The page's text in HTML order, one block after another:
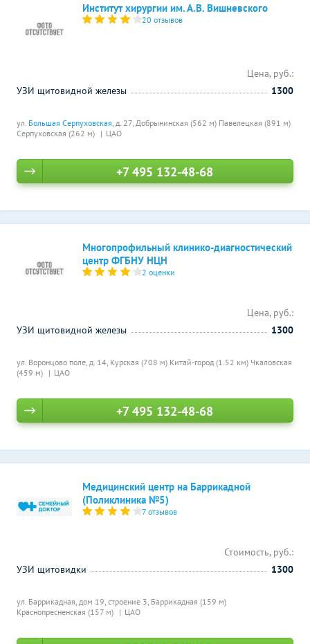
Институт хирургии им. А.В. Вишневского
20 отзывов
ул. Большая Серпуховская, д. 27, Добрынинская (562 м) Павелецкая (891 м)
Серпуховская (262 м)
ЦАО
Цена, руб.:
УЗИ щитовидной железы
1300
+7 495 132-48-68
Многопрофильный клинико-диагностический
центр ФГБНУ НЦН
2 оценки
ул. Воронцово поле, д. 14, Курская (708 м) Китай-город (1.52 км) Чкаловская
(459 м)
ЦАО
Цена, руб.:
УЗИ щитовидной железы
1300
+7 495 132-48-68
Медицинский центр на Баррикадной
(Поликлиника №5)
7 отзывов
ул. Баррикадная, дом 19, строение 3, Баррикадная (159 м)
Краснопресненская (157 м)
ЦАО
Стоимость, руб.:
УЗИ щитовидки
1300